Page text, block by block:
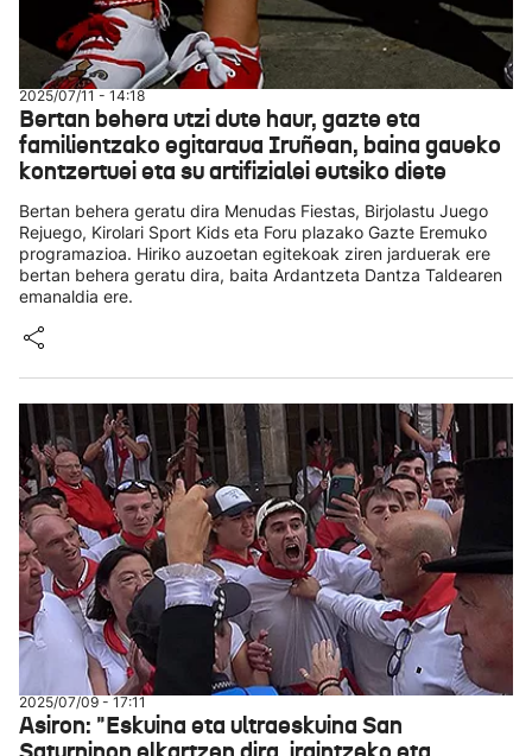
2025/07/11 - 14:18
Bertan behera utzi dute haur, gazte eta
familientzako egitaraua Iruñean, baina gaueko
kontzertuei eta su artifizialei eutsiko diete
Bertan behera geratu dira Menudas Fiestas, Birjolastu Juego
Rejuego, Kirolari Sport Kids eta Foru plazako Gazte Eremuko
programazioa. Hiriko auzoetan egitekoak ziren jarduerak ere
bertan behera geratu dira, baita Ardantzeta Dantza Taldearen
emanaldia ere.
2025/07/09 - 17:11
Asiron: "Eskuina eta ultraeskuina San